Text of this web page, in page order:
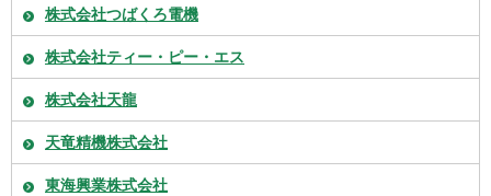
株式会社つばくろ電機
株式会社ティー・ピー・エス
株式会社天龍
天竜精機株式会社
東海興業株式会社